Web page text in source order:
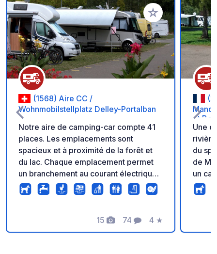
Ajouter à vos
(1568) Aire CC /
Wohnmobilstellplatz Delley-Portalban
Notre aire de camping-car compte 41
places. Les emplacements sont
spacieux et à proximité de la forêt et
du lac. Chaque emplacement permet
un branchement au courant électrique.
Les emplacements camping-cars sont
auto-gérés et ouverts toute l'année.
d'une borne de service (vidange
caissette, grille pour eau grise,
15
Photos
74
Commentaires
4
Note
★
et
Une
du
de
un
Idéal